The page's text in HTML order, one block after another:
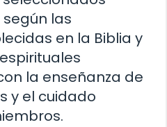
las
en la Biblia y
la enseñanza de
y el cuidado